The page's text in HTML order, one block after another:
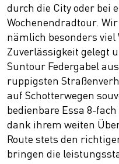
durch die City oder bei
Wochenendradtour.
nämlich besonders
Zuverlässigkeit gelegt
Suntour Federgabel
ruppigsten
auf Schotterwegen
bedienbare Essa 8-
dank ihrem weiten
Route stets den
bringen die